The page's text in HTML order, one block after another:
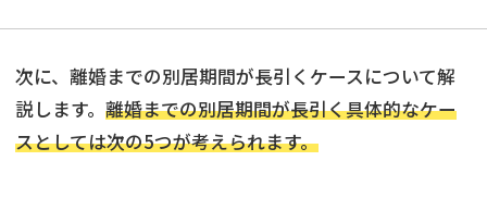
次に、離婚までの別居期間が長引くケースについて解
説します。 離婚までの別居期間が長引く具体的なケー
スとしては次の5つが考えられます。